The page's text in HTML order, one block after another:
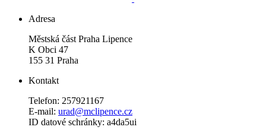
Adresa
Městská část Praha Lipence
K Obci 47
155 31 Praha
Kontakt
Telefon: 257921167
E-mail: urad@mclipence.cz
ID datové schránky: a4da5ui